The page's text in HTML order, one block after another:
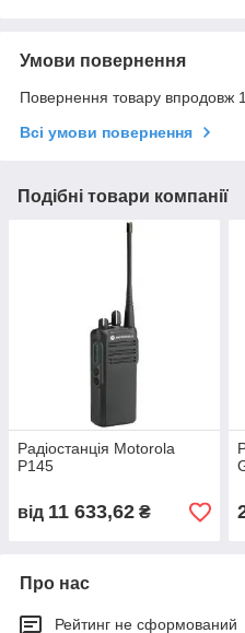
Умови повернення
Повернення товару впродовж
Всі умови повернення
Подібні товари компанії
Радіостанція Motorola
P145
від 11 633,62 ₴
Про нас
Рейтинг не сформований